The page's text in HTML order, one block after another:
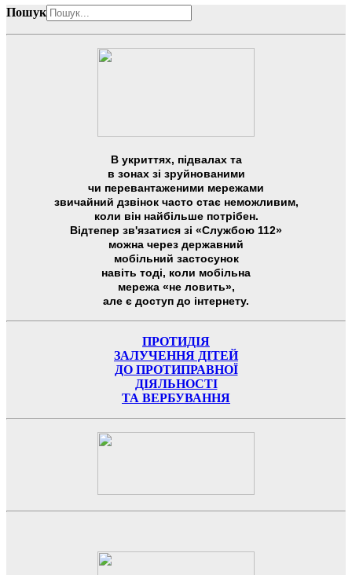
Пошук
В укриттях, підвалах та
в зонах зі зруйнованими
чи перевантаженими мережами
звичайний дзвінок часто стає неможливим,
коли він найбільше потрібен.
Відтепер зв'язатися зі «Службою 112»
можна через державний
мобільний застосунок
навіть тоді, коли мобільна
мережа «не ловить»,
але є доступ до інтернету.
ПРОТИДІЯ
ЗАЛУЧЕННЯ ДІТЕЙ
ДО ПРОТИПРАВНОЇ
ДІЯЛЬНОСТІ
ТА ВЕРБУВАННЯ